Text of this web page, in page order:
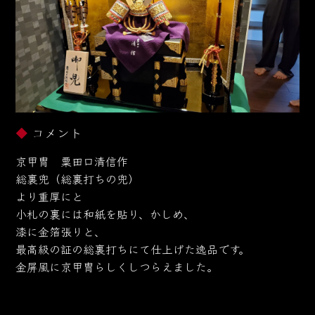
コメント
京甲冑 粟田口清信作
総裏兜（総裏打ちの兜）
より重厚にと
小札の裏には和紙を貼り、かしめ、
漆に金箔張りと、
最高級の証の総裏打ちにて仕上げた逸品です。
金屏風に京甲冑らしくしつらえました。